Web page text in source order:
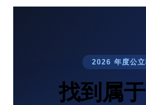
2026 年度公
找到属